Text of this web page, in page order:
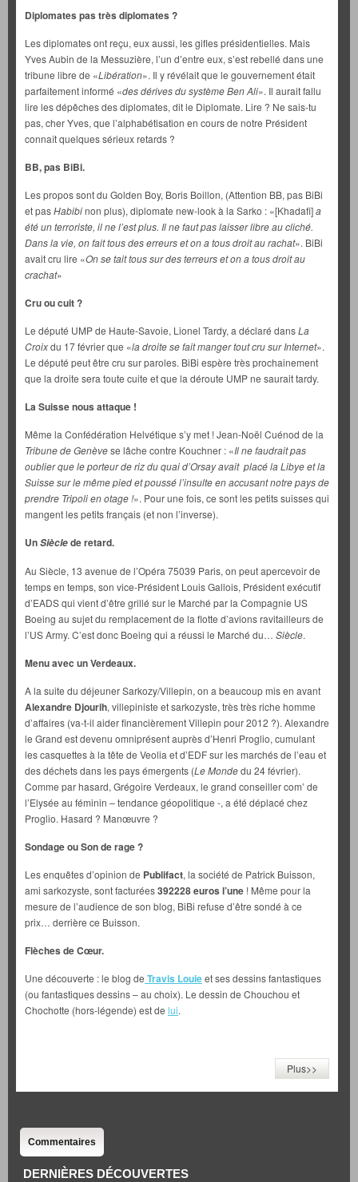
Diplomates pas très diplomates ?
Les diplomates ont reçu, eux aussi, les gifles présidentielles. Mais
Yves Aubin de la Messuzière, l’un d’entre eux, s’est rebellé dans une
tribune libre de «Libération». Il y révélait que le gouvernement était
parfaitement informé «des dérives du système Ben Ali». Il aurait fallu
lire les dépêches des diplomates, dit le Diplomate. Lire ? Ne sais-tu
pas, cher Yves, que l’alphabétisation en cours de notre Président
connaît quelques sérieux retards ?
BB, pas BiBi.
Les propos sont du Golden Boy, Boris Boillon, (Attention BB, pas BiBi
et pasHabibinon plus), diplomate new-look à la Sarko : «[Khadafi]a
été un terroriste, il ne l’est plus. Il ne faut pas laisser libre au cliché.
Dans la vie, on fait tous des erreurs et on a tous droit au rachat». BiBi
avait cru lire «On se tait tous sur des terreurs et on a tous droit au
crachat»
Cru ou cuit ?
Le député UMP de Haute-Savoie, Lionel Tardy, a déclaré dansLa
Croixdu 17 février que «la droite se fait manger tout cru sur Internet».
Le député peut être cru sur paroles. BiBi espère très prochainement
que la droite sera toute cuite et que la déroute UMP ne saurait tardy.
La Suisse nous attaque !
Même la Confédération Helvétique s’y met ! Jean-Noël Cuénod de la
Tribune de Genèvese lâche contre Kouchner : «Il ne faudrait pas
oublier que le porteur de riz du quai d’Orsay avait placé la Libye et la
Suisse sur le même pied et poussé l’insulte en accusant notre pays de
prendre Tripoli en otage !». Pour une fois, ce sont les petits suisses qui
mangent les petits français (et non l’inverse).
UnSièclede retard.
Au Siècle, 13 avenue de l’Opéra 75039 Paris, on peut apercevoir de
temps en temps, son vice-Président Louis Gallois, Président exécutif
d’EADS qui vient d’être grillé sur le Marché par la Compagnie US
Boeing au sujet du remplacement de la flotte d’avions ravitailleurs de
l’US Army. C’est donc Boeing qui a réussi le Marché du… Siècle.
Menu avec un Verdeaux.
A la suite du déjeuner Sarkozy/Villepin, on a beaucoup mis en avant
Alexandre Djourih, villepiniste et sarkozyste, très très riche homme
d’affaires (va-t-il aider financièrement Villepin pour 2012 ?). Alexandre
le Grand est devenu omniprésent auprès d’Henri Proglio, cumulant
les casquettes à la tête de Veolia et d’EDF sur les marchés de l’eau et
des déchets dans les pays émergents (Le Mondedu 24 février).
Comme par hasard, Grégoire Verdeaux, le grand conseiller com’ de
l’Elysée au féminin – tendance géopolitique -, a été déplacé chez
Proglio. Hasard ? Manœuvre ?
Sondage ou Son de rage ?
Les enquêtes d’opinion de Publifact, la société de Patrick Buisson,
ami sarkozyste, sont facturées392228 euros l’une ! Même pour la
mesure de l’audience de son blog, BiBi refuse d’être sondé à ce
prix… derrière ce Buisson.
Flèches de Cœur.
Une découverte : le blog de Travis Louieet ses dessins fantastiques
(ou fantastiques dessins – au choix). Le dessin de Chouchou et
Chochotte (hors-légende) est de lui.
Plus>>
Commentaires
DERNIÈRES DÉCOUVERTES